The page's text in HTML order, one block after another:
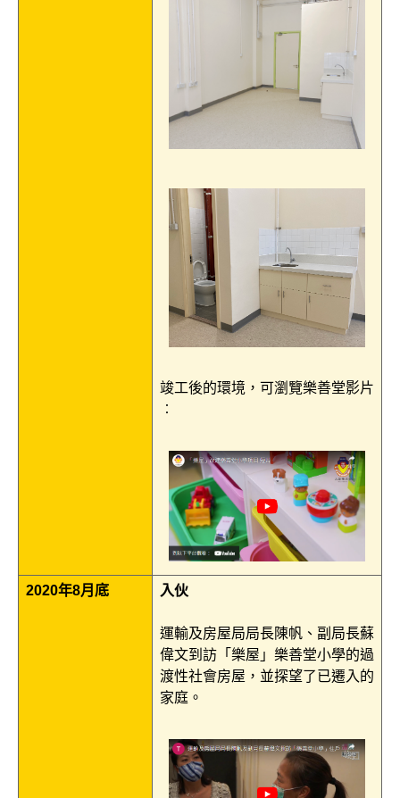
竣工後的環境，可瀏覽樂善堂影片
︰
2020年8月底 入伙
運輸及房屋局局長陳帆、副局長蘇
偉文到訪「樂屋」樂善堂小學的過
渡性社會房屋，並探望了已遷入的
家庭。